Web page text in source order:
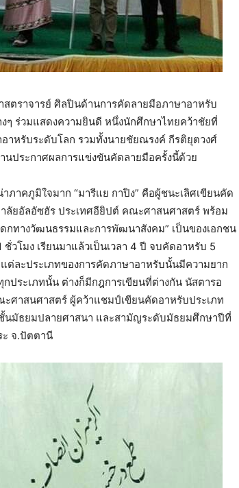
ตราจารย์ ศิลปินด้านการคัดลายมือภาษาอาหรับ
ๆ ร่วมแสดงความยินดี หนึ่งนักศึกษาไทยคว้าชัยที่
าหรับระดับโลก รวมทั้งนายชัยณรงค์ กีรติยุตวงศ์
นประกาศผลการแข่งขันคัดลายมือครั้งนี้ด้วย
ภาคภูมิใจมาก “มารีแย กาปิง” คือผู้ชนะเลิศเขียนคัด
ลัยอัลอัซฮัร ประเทศอียิปต์ คณะศาสนศาสตร์ พร้อม
ทางวัฒนธรรมและการพัฒนาสังคม” เป็นของเอกชน
วโมง เรียนมาแล้วเป็นเวลา 4 ปี จบคัดอาหรับ 5
ต่ละประเภทของการคัดภาษาอาหรับนั้นมีความยาก
ประเภทนั้น ต่างก็มีกฎการเขียนที่ต่างกัน นัสตารอ
าสนศาสตร์ ผู้คว้าแชมป์เขียนคัดอาหรับประเภท
มัธยมปลายศาสนา และสามัญระดับมัธยมศึกษาปีที่
ะ จ.ปัตตานี